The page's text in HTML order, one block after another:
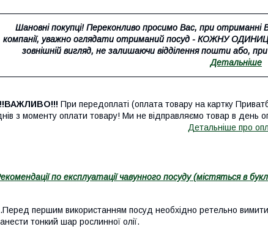
Шановні покупці! Переконливо просимо Вас, при отриманні
компанії, уважно оглядати отриманий посуд - КОЖНУ
зовнішній вигляд, не залишаючи відділення пошти або,
Детальніше
При передоплаті (оплата товару на картку
з моменту оплати товару! Ми не відправляємо товар в день
Детальніше про
по експлуатації чавунного посуду (містяться в
першим використанням посуд необхідно ретельно
тонкий шар рослинної олії.